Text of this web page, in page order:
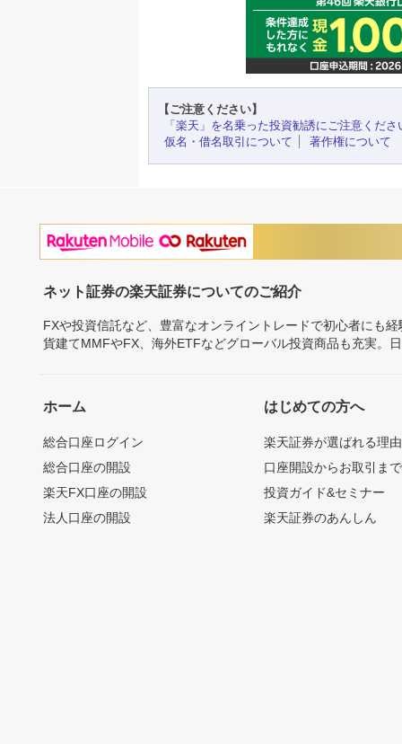
【ご注意ください】
「楽天」を名乗った投資勧誘にご注意くださ
仮名・借名取引について
著作権について
ネット証券の楽天証券についてのご紹介
FXや投資信託など、豊富なオンライントレードで初心者にも
貨建てMMFやFX、海外ETFなどグローバル投資商品も充実。
ホーム
総合口座ログイン
総合口座の開設
楽天FX口座の開設
法人口座の開設
はじめての方へ
楽天証券が選ばれる理由
口座開設からお取引ま
投資ガイド&セミナー
楽天証券のあんしん